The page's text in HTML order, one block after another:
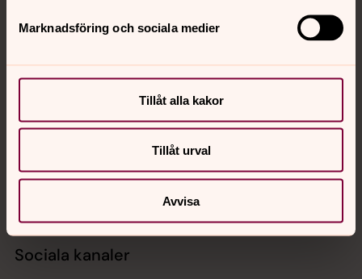
Marknadsföring och sociala medier
Tillåt alla kakor
Tillåt urval
Avvisa
Kontakt
Kalender
Sociala kanaler